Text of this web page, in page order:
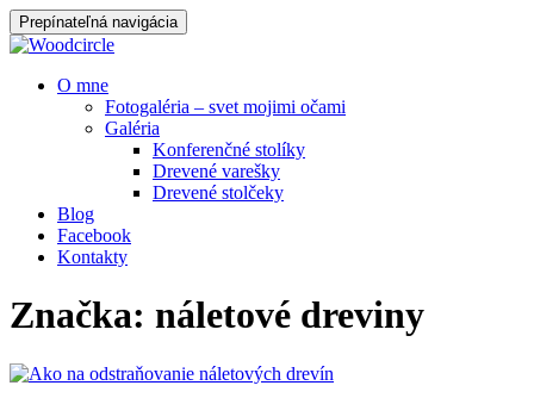
Prepínateľná navigácia
Prejsť
O mne
Fotogaléria – svet mojimi očami
Galéria
Konferenčné stolíky
Drevené varešky
Drevené stolčeky
Blog
Facebook
Kontakty
Značka: náletové dreviny